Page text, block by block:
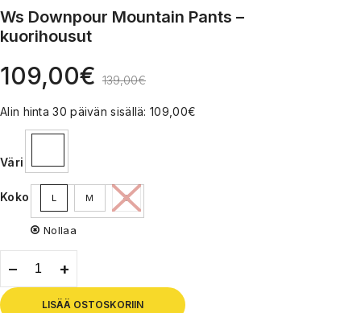
Ws Downpour Mountain Pants –
kuorihousut
109,00€ 139,00€
Alin hinta 30 päivän sisällä:109,00€
Väri
Koko L M S
Nollaa
LISÄÄ OSTOSKORIIN